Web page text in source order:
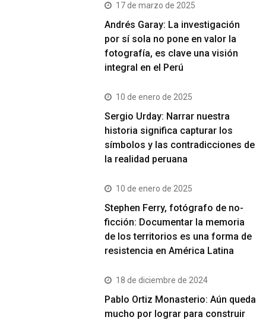
17 de marzo de 2025
Andrés Garay: La investigación
por sí sola no pone en valor la
fotografía, es clave una visión
integral en el Perú
10 de enero de 2025
Sergio Urday: Narrar nuestra
historia significa capturar los
símbolos y las contradicciones de
la realidad peruana
10 de enero de 2025
Stephen Ferry, fotógrafo de no-
ficción: Documentar la memoria
de los territorios es una forma de
resistencia en América Latina
18 de diciembre de 2024
Pablo Ortiz Monasterio: Aún queda
mucho por lograr para construir